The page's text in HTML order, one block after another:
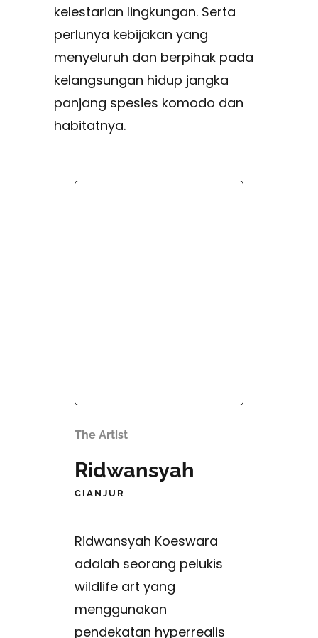
kelestarian lingkungan. Serta
perlunya kebijakan yang
menyeluruh dan berpihak pada
kelangsungan hidup jangka
panjang spesies komodo dan
habitatnya.
The Artist
Ridwansyah
CIANJUR
Ridwansyah Koeswara
adalah seorang pelukis
wildlife art yang
menggunakan
pendekatan hyperrealis